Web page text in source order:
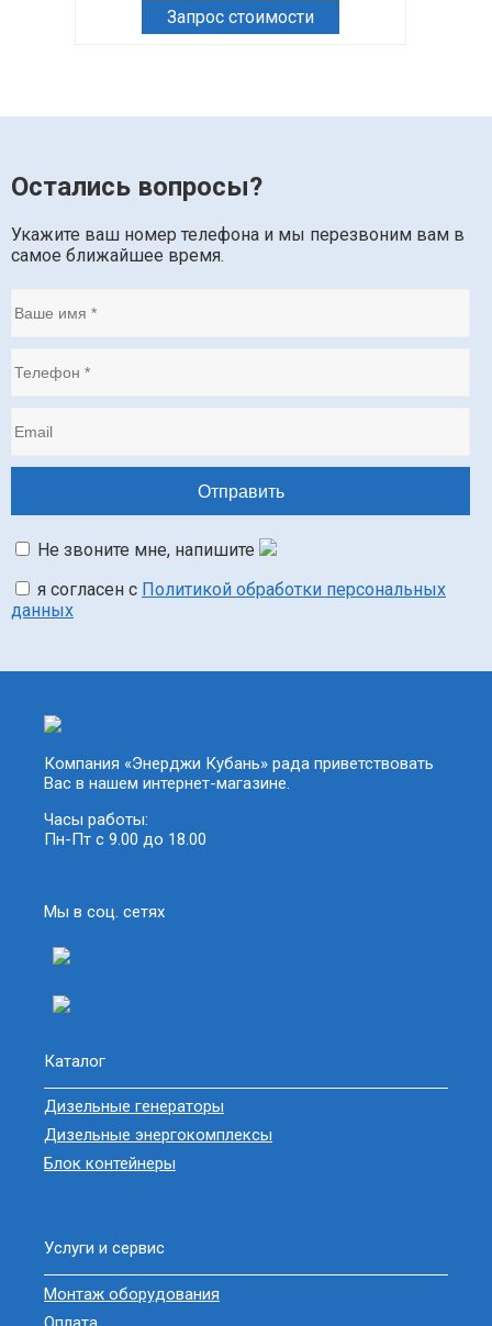
Запрос стоимости
Остались вопросы?
Укажите ваш номер телефона и мы перезвоним вам в
самое ближайшее время.
Не звоните мне, напишите
я согласен с Политикой обработки персональных
данных
Компания «Энерджи Кубань» рада приветствовать
Вас в нашем интернет-магазине.
Часы работы:
Пн-Пт с 9.00 до 18.00
Мы в соц. сетях
Каталог
Дизельные генераторы
Дизельные энергокомплексы
Блок контейнеры
Услуги и сервис
Монтаж оборудования